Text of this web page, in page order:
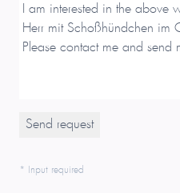
* Input required